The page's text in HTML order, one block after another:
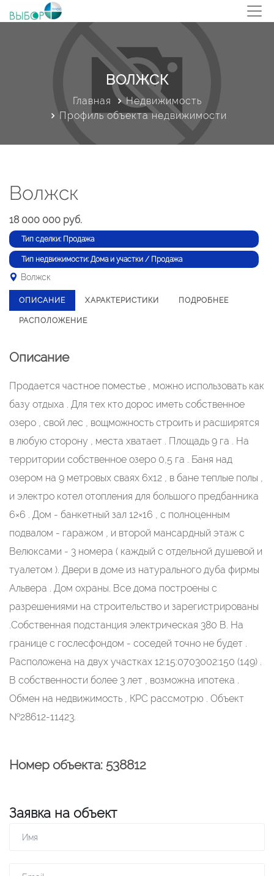
ВОЛЖСК
Главная
Недвижимость
Профиль объекта недвижимости
Волжск
18 000 000 руб.
Тип сделки: Продажа
Тип недвижимости: Дома и участки / Продажа
Волжск
ОПИСАНИЕ ХАРАКТЕРИСТИКИ ПОДРОБНЕЕ
РАСПОЛОЖЕНИЕ
Описание
Продается частное поместье , можно использовать как
базу отдыха . Для тех кто дорос иметь собственное
озеро , свой лес , вощможность строить и расширятся
в любую сторону , места хватает . Площадь 9 га . На
территории собственное озеро 0,5 га . Баня над
озером на 9 метровых сваях 6х12 , в бане теплые полы ,
и электро котел отопления для большого предбанника
6×6 . Дом - банкетный зал 12×16 , с полноценным
подвалом - гаражом , и второй мансардный этаж с
Велюксами - 3 номера ( каждый с отдельной душевой и
туалетом ). Двери в доме из натурального дуба фирмы
Альвера . Дом охраны. Все дома построены с
разрешениями на строительство и зарегистрированы
.Собственная подстанция электрическая 380 В. На
границе с гослесфондом - соседей точно не будет .
Расположена на двух участках 12:15:0703002:150 (149) .
В собственности более 3 лет , возможна ипотека .
Обмен на недвижимость , КРС рассмотрю . Объект
№28612-11423.
Номер объекта: 538812
Заявка на объект